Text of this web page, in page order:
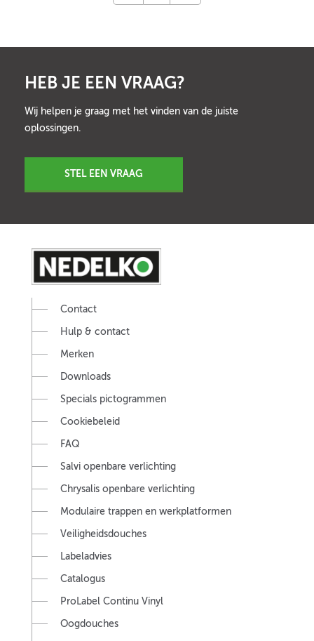
HEB JE EEN VRAAG?
Wij helpen je graag met het vinden van de juiste
oplossingen.
STEL EEN VRAAG
Contact
Hulp & contact
Merken
Downloads
Specials pictogrammen
Cookiebeleid
FAQ
Salvi openbare verlichting
Chrysalis openbare verlichting
Modulaire trappen en werkplatformen
Veiligheidsdouches
Labeladvies
Catalogus
ProLabel Continu Vinyl
Oogdouches